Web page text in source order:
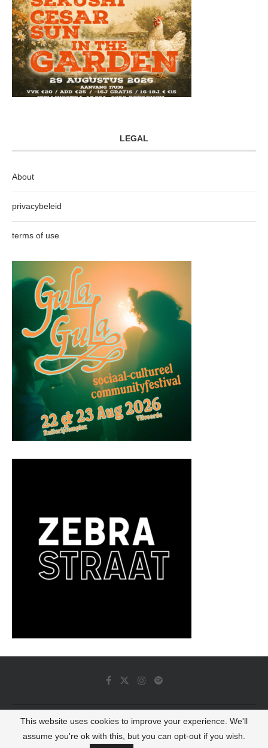
LEGAL
About
privacybeleid
terms of use
© 2022 - Luminous Dash All Rights Reserved
This website uses cookies to improve your experience. We'll
assume you're ok with this, but you can opt-out if you wish.